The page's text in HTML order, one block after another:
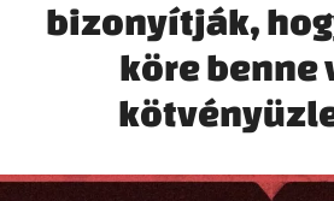
ORBÁN ÉS A GAZDASÁG
KÍNAI NEGYED
bizonyítják,
köre benne